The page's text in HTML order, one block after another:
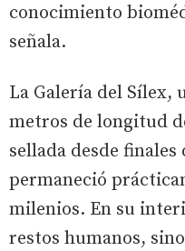
conocimiento
señala.
La Galería del Sílex,
metros de longitud
sellada desde
permaneció
milenios. En su
restos humanos, sino